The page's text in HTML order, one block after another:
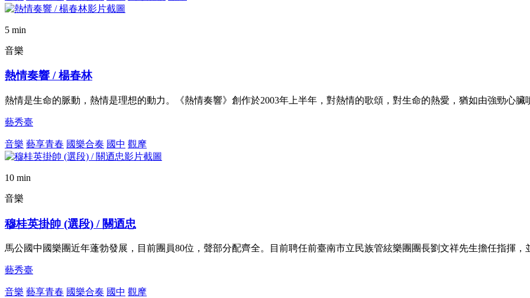
5 min
音樂
熱情奏響 / 楊春林
熱情是生命的脈動，熱情是理想的動力。《熱情奏響》創作於2003年上半年，對熱情的歌頌，對生命的熱愛，猶如由強勁心
藝秀臺
音樂 藝享青春 國樂合奏 國中 觀摩
10 min
音樂
穆桂英掛帥 (選段) / 關迺忠
馬公國中國樂團近年蓬勃發展，目前團員80位，聲部分配齊全。目前聘任前臺南市立民族管絃樂團團長劉文祥先生擔任指揮
藝秀臺
音樂 藝享青春 國樂合奏 國中 觀摩